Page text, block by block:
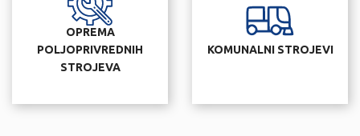
OPREMA
POLJOPRIVREDNIH
STROJEVA
KOMUNALNI STROJEVI